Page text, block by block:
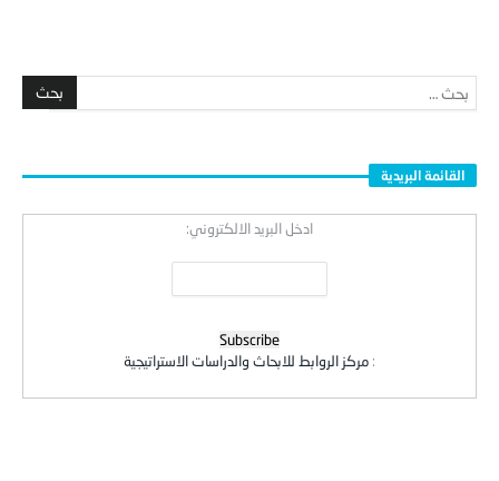
القائمة البريدية
ادخل البريد الالكتروني:
: مركز الروابط للابحاث والدراسات الاستراتيجية